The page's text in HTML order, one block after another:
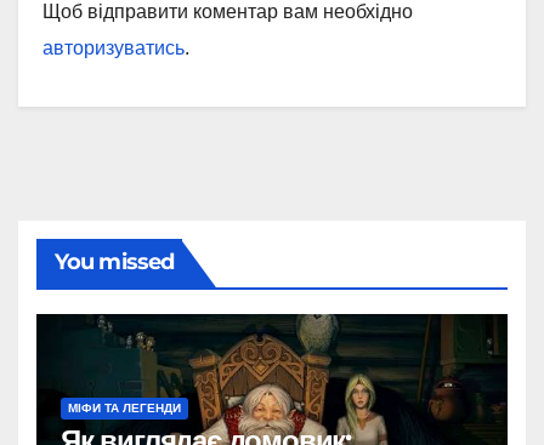
Щоб відправити коментар вам необхідно
авторизуватись.
You missed
МІФИ ТА ЛЕГЕНДИ